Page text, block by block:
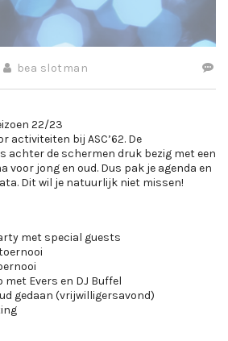
bea slotman
22/23
activiteiten bij ASC’62. De
achter de schermen druk bezig met een
jong en oud. Dus pak je agenda en
Dit wil je natuurlijk niet missen!
met special guests
met Evers en DJ Buffel
gedaan (vrijwilligersavond)